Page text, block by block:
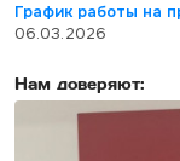
График работы на
06.03.2026
Нам доверяют: